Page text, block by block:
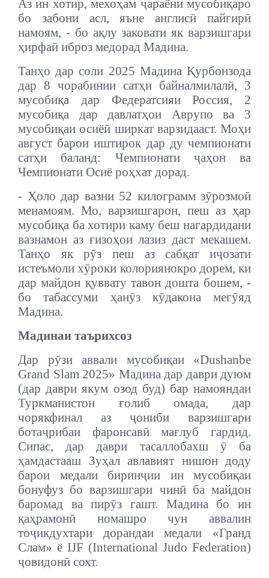
Аз ин хотир, мехоҳам ҷараёни мусобиқаро
бо забони асл, яъне англисӣ пайгирӣ
намоям, - бо ақлу заковати як варзишгари
ҳирфаӣ иброз медорад Мадина.
Танҳо дар соли 2025 Мадина Қурбонзода
дар 8 чорабинии сатҳи байналмилалӣ, 3
мусобиқа дар Федератсияи Россия, 2
мусобиқа дар давлатҳои Аврупо ва 3
мусобиқаи осиёӣ ширкат варзидааст. Моҳи
август барои иштирок дар ду чемпионати
сатҳи баланд: Чемпионати ҷаҳон ва
Чемпионати Осиё роҳхат дорад.
- Ҳоло дар вазни 52 килограмм зӯрозмоӣ
менамоям. Мо, варзишгарон, пеш аз ҳар
мусобиқа ба хотири каму беш нагардидани
вазнамон аз ғизоҳои лазиз даст мекашем.
Танҳо як рӯз пеш аз сабқат иҷозати
истеъмоли хӯроки колориянокро дорем, ки
дар майдон қуввату тавон дошта бошем, -
бо табассуми ҳанӯз кӯдакона мегӯяд
Мадина.
Мадинаи таърихсоз
Дар рӯзи аввали мусобиқаи «Dushanbe
Grand Slam 2025» Мадина дар даври дуюм
(дар даври якум озод буд) бар намояндаи
Туркманистон ғолиб омада, дар
чорякфинал аз ҷониби варзишгари
ботаҷрибаи фаронсавӣ мағлуб гардид.
Сипас, дар даври тасаллобахш ӯ ба
ҳамдастааш Зуҳал авлавият нишон доду
барои медали биринҷии ин мусобиқаи
бонуфуз бо варзишгари чинӣ ба майдон
баромад ва пирӯз гашт. Мадина бо ин
қаҳрамонӣ номашро чун аввалин
тоҷикдухтари дорандаи медали «Гранд
Слам» ё IJF (International Judo Federation)
ҷовидонӣ сохт.